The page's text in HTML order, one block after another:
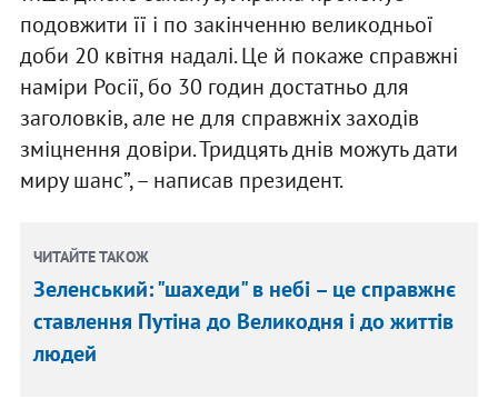
подовжити її і по закінченню великодньої
доби 20 квітня надалі. Це й покаже справжні
наміри Росії, бо 30 годин достатньо для
заголовків, але не для справжніх заходів
зміцнення довіри. Тридцять днів можуть дати
миру шанс”, – написав президент.
ЧИТАЙТЕ ТАКОЖ
Зеленський: "шахеди" в небі – це справжнє
ставлення Путіна до Великодня і до життів
людей